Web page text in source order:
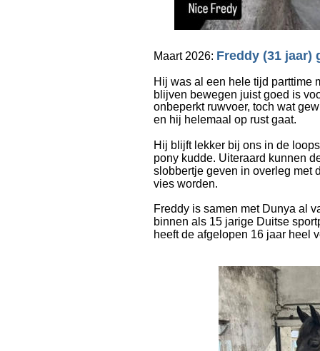
Maart 2026: Freddy (31 jaar)
Hij was al een hele tijd parttime
blijven bewegen juist goed is
onbeperkt ruwvoer, toch wat
en hij helemaal op rust gaat.
Hij blijft lekker bij ons in de
pony kudde. Uiteraard kunnen
slobbertje geven in overleg met
vies worden.
Freddy is samen met Dunya al
binnen als 15 jarige Duitse
heeft de afgelopen 16 jaar heel